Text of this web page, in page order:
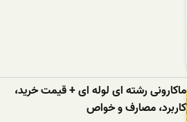
ماکارونی رشته ای لوله ای + قیمت خرید،
کاربرد، مصارف و خواص